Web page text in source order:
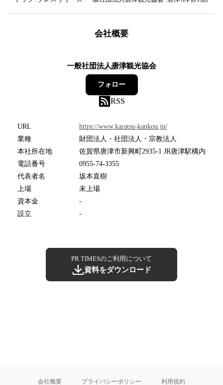
会社概要
一般社団法人唐津観光協会
5フォロワー
フォロー
RSS
URL
https://www.karatsu-kankou.jp/
業種
財団法人・社団法人・宗教法人
本社所在地
佐賀県唐津市新興町2935-1 JR唐津駅構内
電話番号
0955-74-3355
代表者名
坂本直樹
上場
未上場
資本金
-
設立
-
PR TIMESのご利用について
資料をダウンロード
会社概要 プライバシーポリシー 利用規約